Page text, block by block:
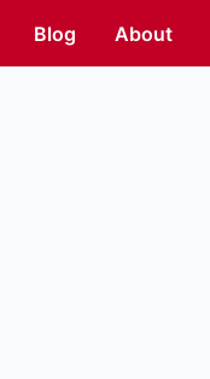
Blog About